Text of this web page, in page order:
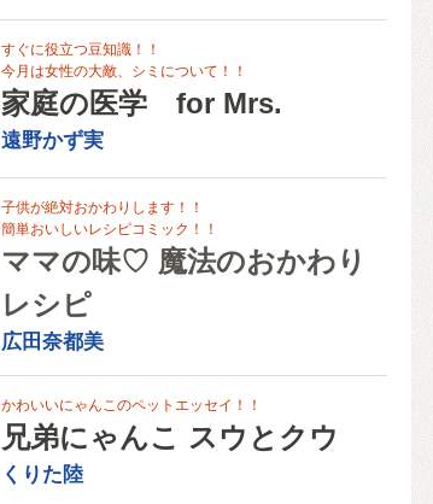
すぐに役立つ豆知識！！
今月は女性の大敵、シミについて！！
家庭の医学 for Mrs.
遠野かず実
子供が絶対おかわりします！！
簡単おいしいレシピコミック！！
ママの味♡ 魔法のおかわり
レシピ
広田奈都美
かわいいにゃんこのペットエッセイ！！
兄弟にゃんこ スウとクウ
くりた陸